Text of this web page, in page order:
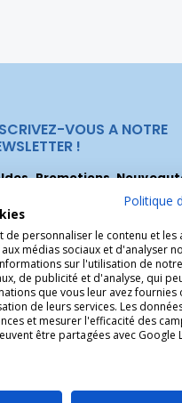
VOUS A NOTRE
!
Promotions,
vous maintenant pour
meilleures offres.
Politique
de personnaliser le contenu et
médias sociaux et d'analyser
sur l'utilisation de
de publicité et d'analyse, qui
que vous leur avez fournies
de leurs services. Les
et mesurer l'efficacité des
être partagées avec Google